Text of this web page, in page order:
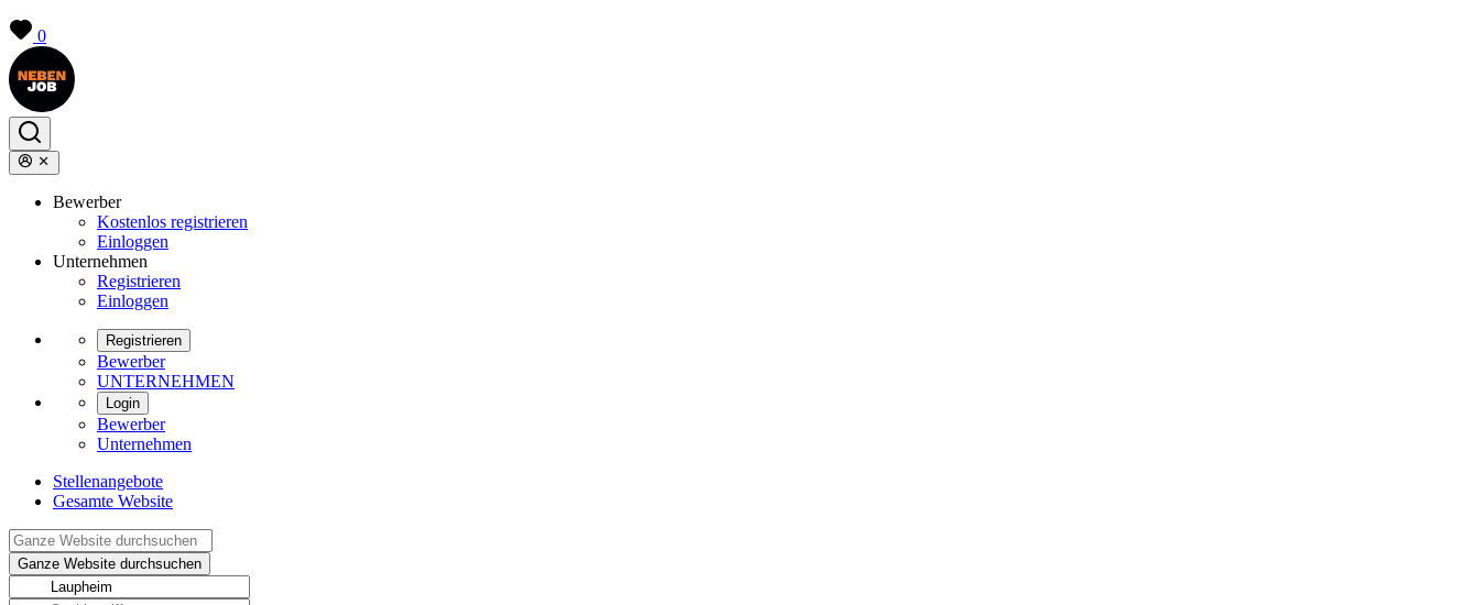
0
Bewerber
Kostenlos registrieren
Einloggen
Unternehmen
Registrieren
Einloggen
Registrieren
Bewerber
UNTERNEHMEN
Login
Bewerber
Unternehmen
Stellenangebote
Gesamte Website